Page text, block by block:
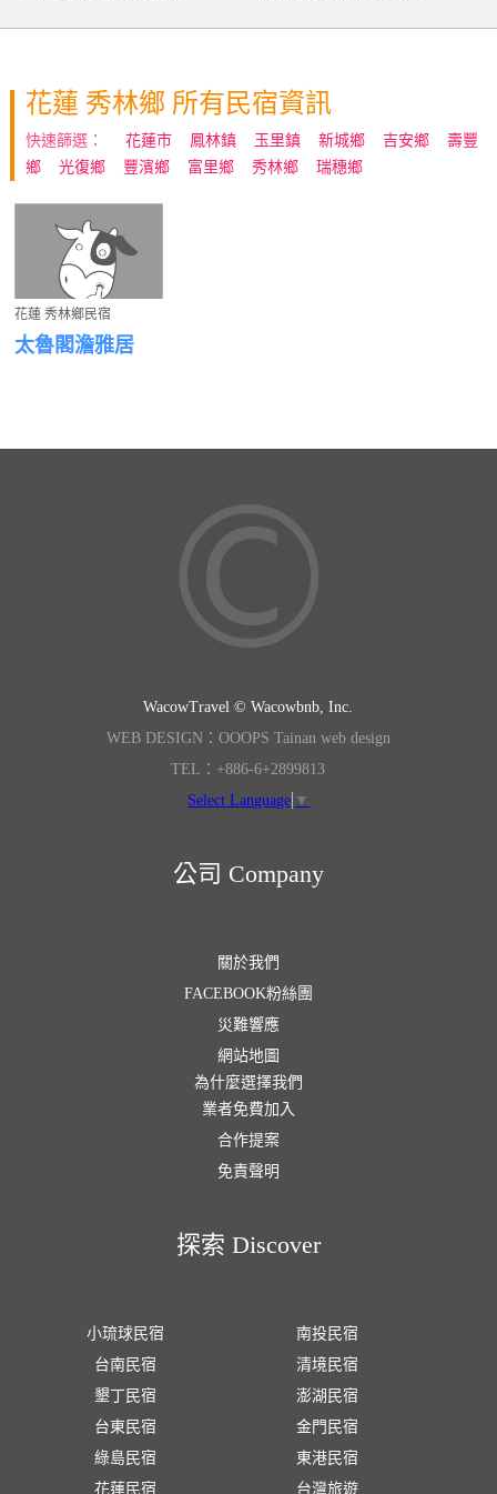
花蓮 秀林鄉 所有民宿資訊
快速篩選： 花蓮市 鳳林鎮 玉里鎮 新城鄉 吉安鄉
壽豐
鄉
光復鄉 豐濱鄉 富里鄉 秀林鄉 瑞穗鄉
花蓮 秀林鄉民宿
太魯閣澹雅居
WacowTravel © Wacowbnb, Inc.
WEB DESIGN：OOOPS Tainan web design
TEL：+886-6+2899813
Select Language ▼
公司 Company
關於我們
FACEBOOK粉絲團
災難響應
網站地圖
為什麼選擇我們
業者免費加入
合作提案
免責聲明
探索 Discover
小琉球民宿
台南民宿
墾丁民宿
台東民宿
綠島民宿
花蓮民宿
南投民宿
清境民宿
澎湖民宿
金門民宿
東港民宿
台灣旅遊